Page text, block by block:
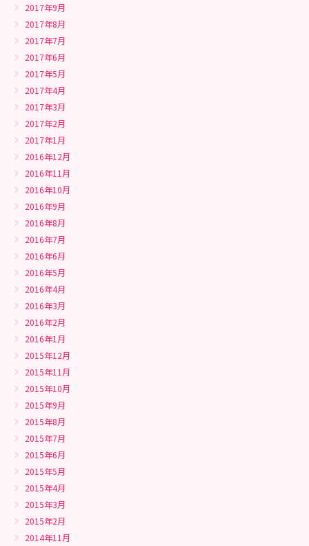
2017年9月
2017年8月
2017年7月
2017年6月
2017年5月
2017年4月
2017年3月
2017年2月
2017年1月
2016年12月
2016年11月
2016年10月
2016年9月
2016年8月
2016年7月
2016年6月
2016年5月
2016年4月
2016年3月
2016年2月
2016年1月
2015年12月
2015年11月
2015年10月
2015年9月
2015年8月
2015年7月
2015年6月
2015年5月
2015年4月
2015年3月
2015年2月
2014年11月